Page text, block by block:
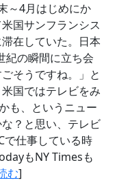
～4月はじめにか
国サンフランシス
滞在していた。日本
紀の瞬間に立ち会
そうですね。」と
国ではテレビをみ
も、というニュー
？と思い、テレビ
で仕事している時
もNY Timesも
む]